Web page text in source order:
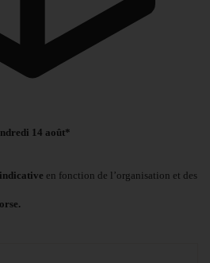
14 août*
en fonction de l’organisation et des